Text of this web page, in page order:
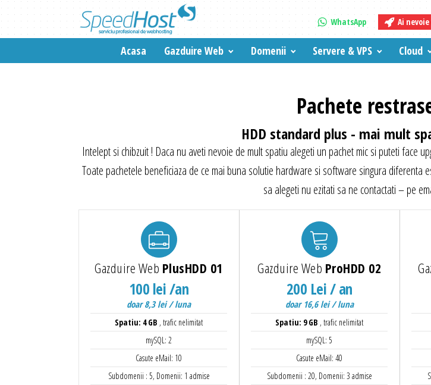
WhatsApp Ai
Acasa Gazduire Web Domenii Servere & VPS Cloud
Pachete
HDD standard plus - mai mult
Intelept si chibzuit ! Daca nu aveti nevoie de mult spatiu alegeti un pachet mic si puteti face
Toate pachetele beneficiaza de ce mai buna solutie hardware si software singura
sa alegeti nu ezitati sa ne contactati – pe
Gazduire Web PlusHDD 01
100 lei /an
doar 8,3 lei / luna
Spatiu: 4 GB , trafic nelimitat
mySQL: 2
Casute eMail: 10
Subdomenii : 5, Domenii: 1 admise
Gazduire Web ProHDD 02
200 Lei / an
doar 16,6 lei / luna
Spatiu: 9 GB , trafic nelimitat
mySQL: 5
Casute eMail: 40
Subdomenii : 20, Domenii: 3 admise